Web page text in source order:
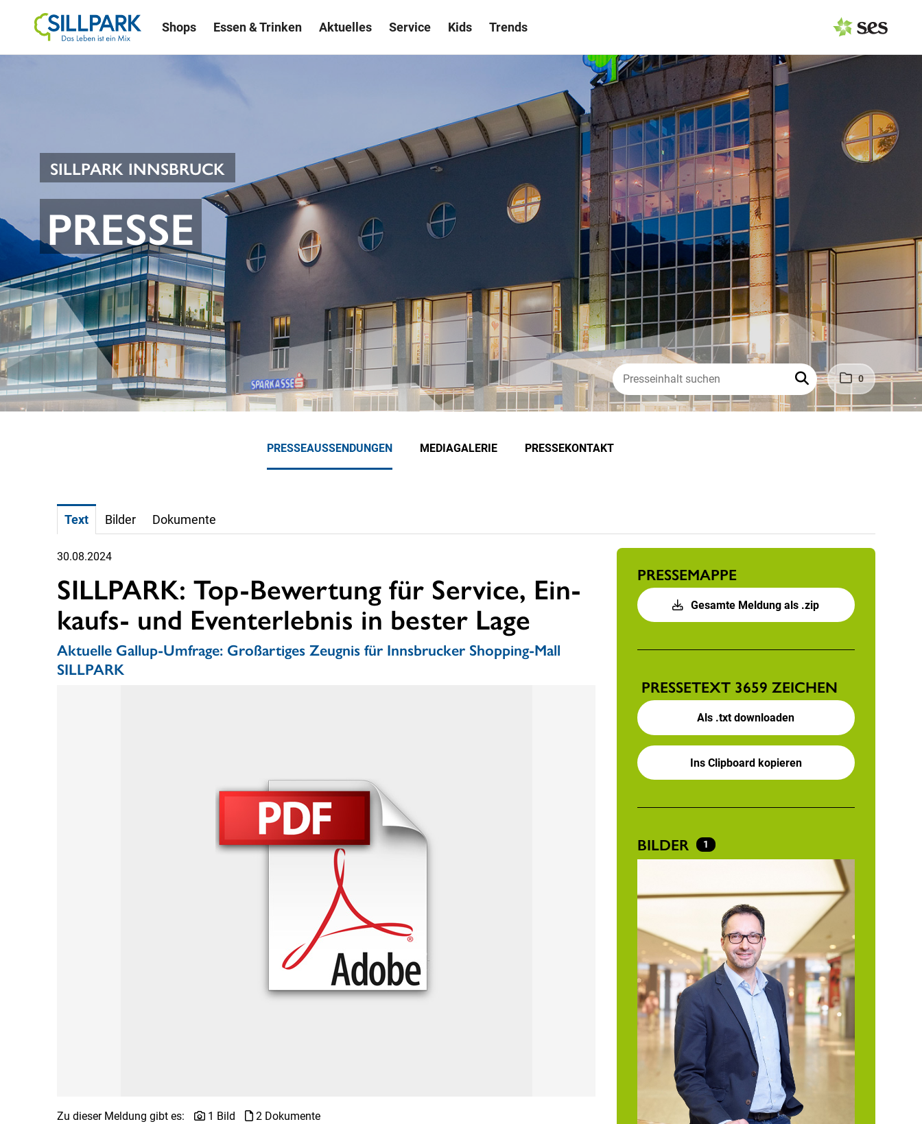
Shops Essen & Trinken Aktuelles Service Kids Trends
0
SILLPARK INNSBRUCK
PRESSE
PRESSEAUSSENDUNGEN MEDIAGALERIE PRESSEKONTAKT
Text Bilder Dokumente
30.08.2024
SILLPARK: Top-Bewertung für Service, Ein-
kaufs- und Eventerlebnis in bester Lage
Aktuelle Gallup-Umfrage: Großartiges Zeugnis für Innsbrucker Shopping-Mall
SILLPARK
Zu dieser Meldung gibt es: 1 Bild 2 Dokumente
PRESSEMAPPE
Gesamte Meldung als .zip
PRESSETEXT 3659 ZEICHEN
Als .txt downloaden
Ins Clipboard kopieren
BILDER 1